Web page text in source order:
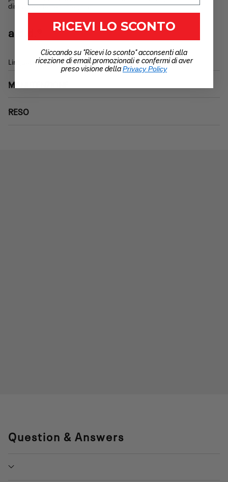
distanze e terreni irregolari.
a.d.d.®
Linguetta anatomica e collarino asimmetrico.
MANUTENZIONE
RESO
Question & Answers
RICEVI LO SCONTO
Cliccando su "Ricevi lo sconto" acconsenti alla
ricezione di email promozionali e confermi di aver
preso visione dellaPrivacy Policy